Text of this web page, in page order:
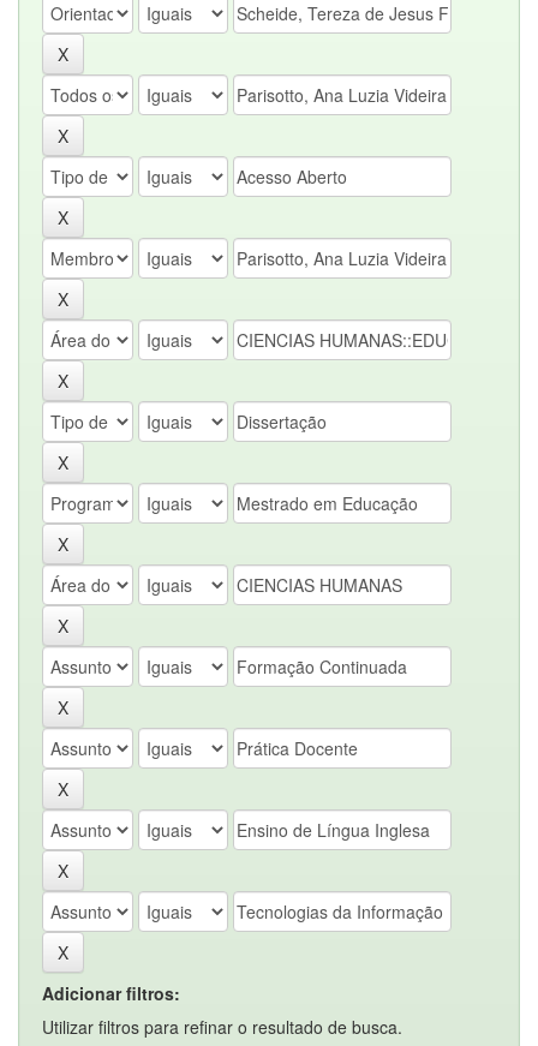
Adicionar filtros:
Utilizar filtros para refinar o resultado de busca.